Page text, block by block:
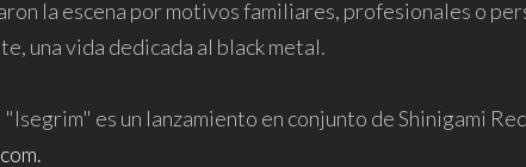
la escena por motivos familiares, profesionales o
una vida dedicada al black metal.
"Isegrim" es un lanzamiento en conjunto de Shinigami